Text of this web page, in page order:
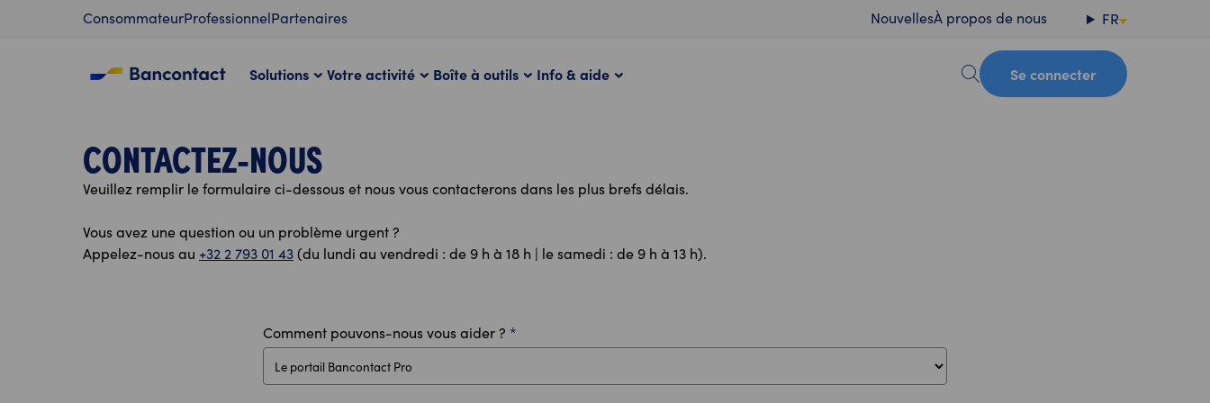
Contenu
ConsommateurProfessionnelPartenaires NouvellesÀ propos de nous FR
Se connecter
Solutions Votre activité Boîte à outils Info & aide
CONTACTEZ-NOUS
Veuillez remplir le formulaire ci-dessous et nous vous contacterons dans les plus brefs délais.
Vous avez une question ou un problème urgent ?
Appelez-nous au +32 2 793 01 43(du lundi au vendredi : de 9 h à 18 h | le samedi : de 9 h à 13 h).
Comment pouvons-nous vous aider ? *